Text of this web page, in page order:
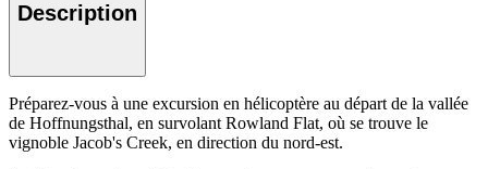
Description
Préparez-vous à une excursion en hélicoptère au départ de la vallée
de Hoffnungsthal, en survolant Rowland Flat, où se trouve le
vignoble Jacob's Creek, en direction du nord-est.